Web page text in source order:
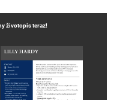
životopisteraz!